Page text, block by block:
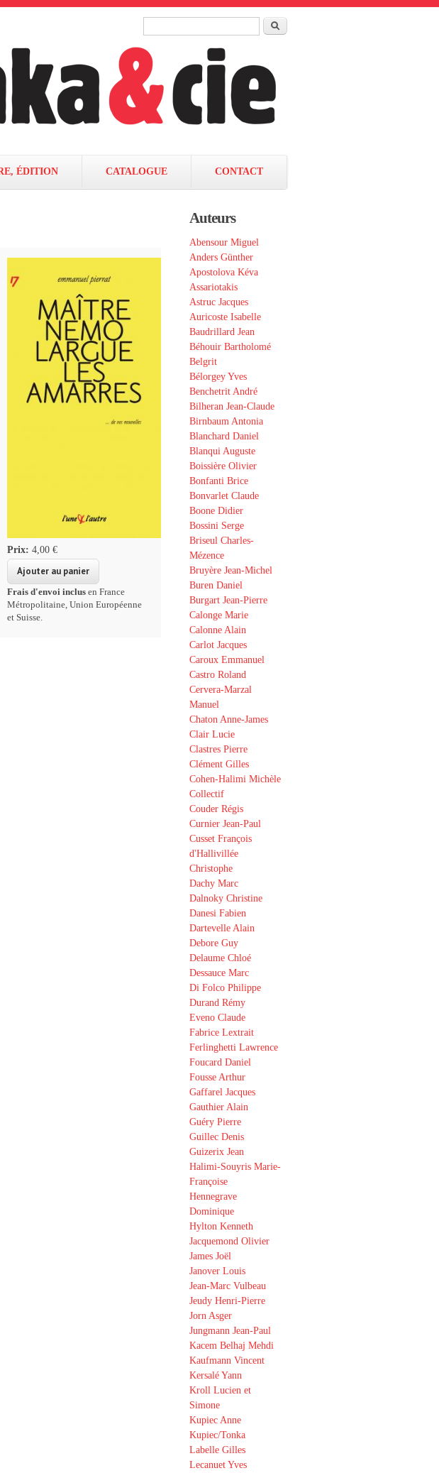
Rechercher
ÉDITION CATALOGUE CONTACT
Prix:4,00 €
Frais d'envoi inclus en France
Métropolitaine, Union Européenne
et Suisse.
Auteurs
Abensour Miguel
Anders Günther
Apostolova Kéva
Assariotakis
Astruc Jacques
Auricoste Isabelle
Baudrillard Jean
Béhouir Bartholomé
Belgrit
Bélorgey Yves
Benchetrit André
Bilheran Jean-Claude
Birnbaum Antonia
Blanchard Daniel
Blanqui Auguste
Boissière Olivier
Bonfanti Brice
Bonvarlet Claude
Boone Didier
Bossini Serge
Briseul Charles-
Mézence
Bruyère Jean-Michel
Buren Daniel
Burgart Jean-Pierre
Calonge Marie
Calonne Alain
Carlot Jacques
Caroux Emmanuel
Castro Roland
Cervera-Marzal
Manuel
Chaton Anne-James
Clair Lucie
Clastres Pierre
Clément Gilles
Cohen-Halimi Michèle
Collectif
Couder Régis
Curnier Jean-Paul
Cusset François
d'Hallivillée
Christophe
Dachy Marc
Dalnoky Christine
Danesi Fabien
Dartevelle Alain
Debore Guy
Delaume Chloé
Dessauce Marc
Di Folco Philippe
Durand Rémy
Eveno Claude
Fabrice Lextrait
Ferlinghetti Lawrence
Foucard Daniel
Fousse Arthur
Gaffarel Jacques
Gauthier Alain
Guéry Pierre
Guillec Denis
Guizerix Jean
Halimi-Souyris Marie-
Françoise
Hennegrave
Dominique
Hylton Kenneth
Jacquemond Olivier
James Joël
Janover Louis
Jean-Marc Vulbeau
Jeudy Henri-Pierre
Jorn Asger
Jungmann Jean-Paul
Kacem Belhaj Mehdi
Kaufmann Vincent
Kersalé Yann
Kroll Lucien et
Simone
Kupiec Anne
Kupiec/Tonka
Labelle Gilles
Lecanuet Yves